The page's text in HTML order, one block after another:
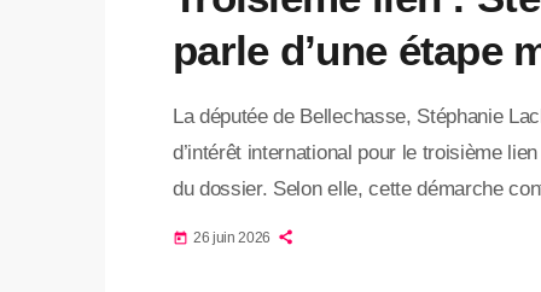
parle d’une étape
La députée de Bellechasse, Stéphanie
d’intérêt international pour le troisième
du dossier. Selon elle, cette démarche
des intentions politiques. L’appel d’intérêt
today 26 juin 2026